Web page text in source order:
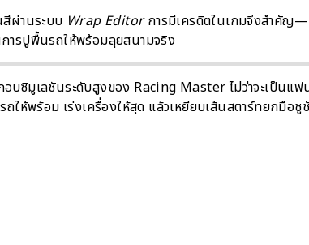
ผ่านระบบ Wrap Editorการมีเครดิตในเกมจึงสำคัญ
การปูพื้นรถให้พร้อมลุยสนามจริง
บซิมูเลชันระดับสูงของ Racing Master ไม่ว่าจะเป็นแ
ให้พร้อม เร่งเครื่องให้สุด แล้วเหยียบเส้นสตาร์ทยกมือ